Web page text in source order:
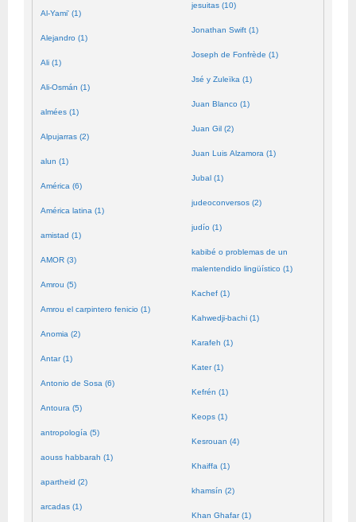
Al-Yami' (1)
Alejandro (1)
Ali (1)
Ali-Osmán (1)
almées (1)
Alpujarras (2)
alun (1)
América (6)
América latina (1)
amistad (1)
AMOR (3)
Amrou (5)
Amrou el carpintero fenicio (1)
Anomia (2)
Antar (1)
Antonio de Sosa (6)
Antoura (5)
antropología (5)
aouss habbarah (1)
apartheid (2)
arcadas (1)
jesuitas (10)
Jonathan Swift (1)
Joseph de Fonfrède (1)
Jsé y Zuleïka (1)
Juan Blanco (1)
Juan Gil (2)
Juan Luis Alzamora (1)
Jubal (1)
judeoconversos (2)
judío (1)
kabibé o problemas de un
malentendido lingüístico (1)
Kachef (1)
Kahwedji-bachi (1)
Karafeh (1)
Kater (1)
Kefrén (1)
Keops (1)
Kesrouan (4)
Khaiffa (1)
khamsín (2)
Khan Ghafar (1)